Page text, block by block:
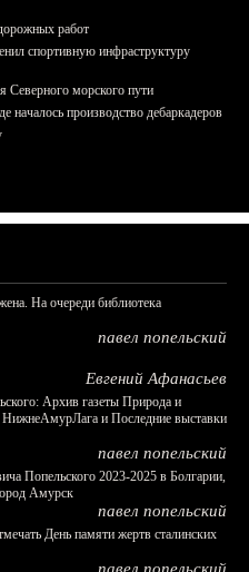
работ
спортивную инфраструктуру
Северного морского пути
началось производство дебаркадеров
На очереди библиотека
павел попельский
Евгений Афанасьев
Архив газеты Природа и
НижнеАмурЛага и Последние выставки
павел попельский
Попельского 2023-2025 в Болгарии,
Амурск
павел попельский
День памяти жертв сталинских